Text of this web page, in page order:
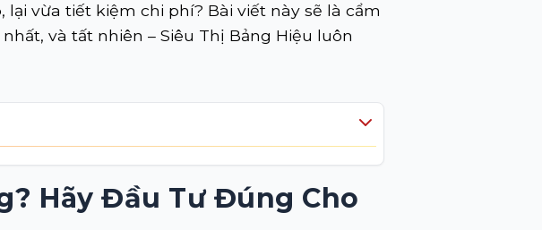
vừa tiết kiệm chi phí? Bài viết này sẽ là cẩm
và tất nhiên – Siêu Thị Bảng Hiệu luôn
Hãy Đầu Tư Đúng Cho